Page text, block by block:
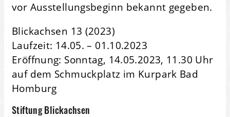
vor Ausstellungsbeginn bekannt gegeben.
Blickachsen 13 (2023)
Laufzeit: 14.05. – 01.10.2023
Eröffnung: Sonntag, 14.05.2023, 11.30 Uhr
auf dem Schmuckplatz im Kurpark Bad
Homburg
Stiftung Blickachsen